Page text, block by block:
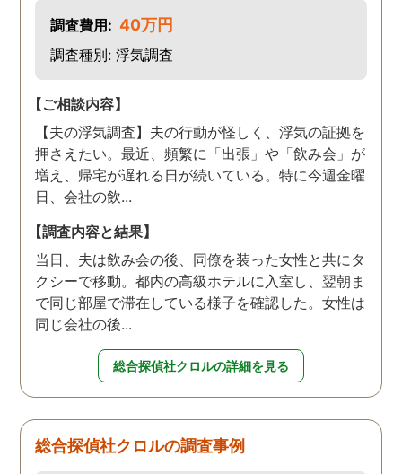
調査費用: 40万円
調査種別: 浮気調査
【ご相談内容】
【夫の浮気調査】夫の行動が怪しく、浮気の証拠を
押さえたい。最近、頻繁に「出張」や「飲み会」が
増え、帰宅が遅れる日が続いている。特に今週金曜
日、会社の飲...
【調査内容と結果】
当日、夫は飲み会の後、同僚を装った女性と共にタ
クシーで移動。都内の高級ホテルに入室し、翌朝ま
で同じ部屋で滞在している様子を確認した。女性は
同じ会社の後...
総合探偵社クロルの詳細を見る
総合探偵社クロルの調査事例